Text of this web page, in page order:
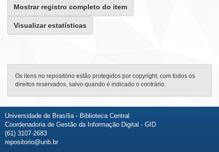
Mostrar registro completo do item
Visualizar estatísticas
Os itens no repositório estão protegidos por copyright, com todos os
direitos reservados, salvo quando é indicado o contrário.
Universidade de Brasília - Biblioteca Central
Coordenadoria de Gestão da Informação Digital - GID
(61) 3107-2683
repositorio@unb.br